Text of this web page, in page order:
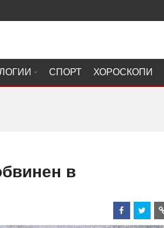
СПОРТ ХОРОСКОПИ
в